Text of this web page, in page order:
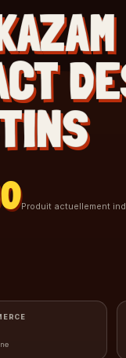
Produit actuellement